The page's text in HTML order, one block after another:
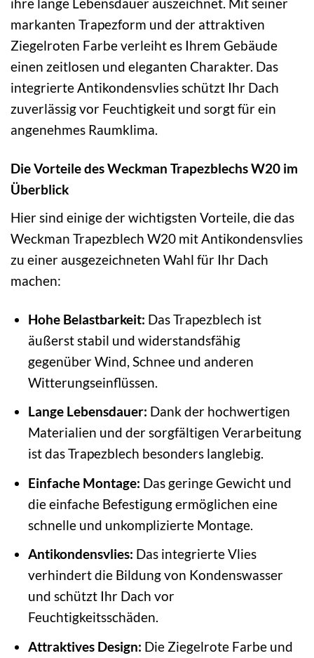
markanten Trapezform und der attraktiven
Ziegelroten Farbe verleiht es Ihrem Gebäude
einen zeitlosen und eleganten Charakter. Das
integrierte Antikondensvlies schützt Ihr Dach
zuverlässig vor Feuchtigkeit und sorgt für ein
angenehmes Raumklima.
Die Vorteile des Weckman Trapezblechs W20 im
Überblick
Hier sind einige der wichtigsten Vorteile, die das
Weckman Trapezblech W20 mit Antikondensvlies
zu einer ausgezeichneten Wahl für Ihr Dach
machen:
Hohe Belastbarkeit: Das Trapezblech ist
äußerst stabil und widerstandsfähig
gegenüber Wind, Schnee und anderen
Witterungseinflüssen.
Lange Lebensdauer: Dank der hochwertigen
Materialien und der sorgfältigen Verarbeitung
ist das Trapezblech besonders langlebig.
Einfache Montage: Das geringe Gewicht und
die einfache Befestigung ermöglichen eine
schnelle und unkomplizierte Montage.
Antikondensvlies: Das integrierte Vlies
verhindert die Bildung von Kondenswasser
und schützt Ihr Dach vor
Feuchtigkeitsschäden.
Attraktives Design: Die Ziegelrote Farbe und